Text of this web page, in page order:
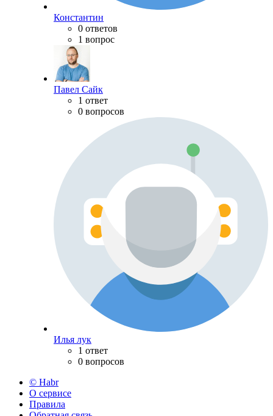
Константин
0 ответов
1 вопрос
Павел Сайк
1 ответ
0 вопросов
Илья лук
1 ответ
0 вопросов
© Habr
О сервисе
Правила